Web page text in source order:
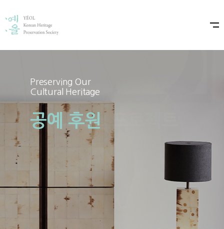
Preserving Our
Cultural Heritage
공예 후원
Preserving Our
Cultural Heritage
예올×샤넬 프로젝트